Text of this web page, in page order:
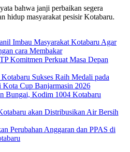
bahwa janji perbaikan segera
hidup masyarakat pesisir Kotabaru.
Imbau Masyarakat Kotabaru Agar
cara Membakar
Komitmen Perkuat Masa Depan
Sukses Raih Medali pada
Cup Banjarmasin 2026
Bungai, Kodim 1004 Kotabaru
akan Distribusikan Air Bersih
Perubahan Anggaran dan PPAS di